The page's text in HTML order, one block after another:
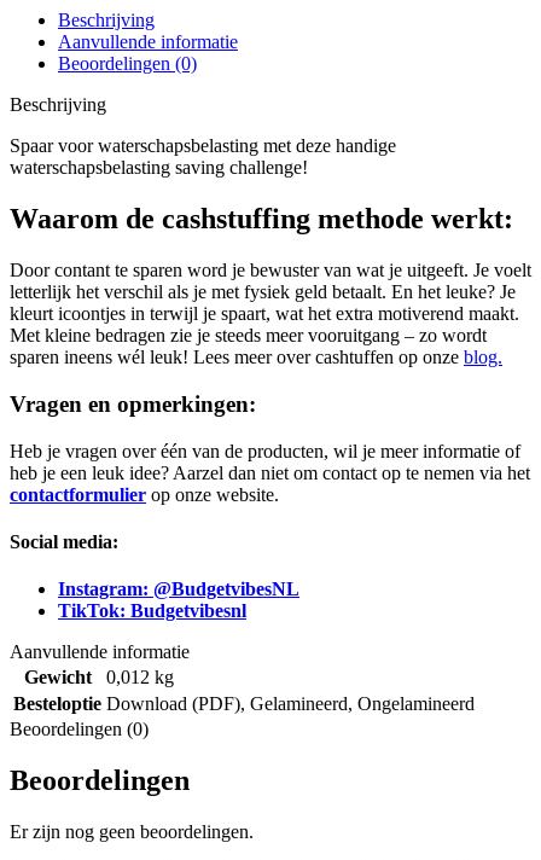
Beschrijving
Aanvullende informatie
Beoordelingen (0)
Beschrijving
Spaar voor waterschapsbelasting met deze handige
waterschapsbelasting saving challenge!
Waarom de cashstuffing methode werkt:
Door contant te sparen word je bewuster van wat je uitgeeft. Je voelt
letterlijk het verschil als je met fysiek geld betaalt. En het leuke? Je
kleurt icoontjes in terwijl je spaart, wat het extra motiverend maakt.
Met kleine bedragen zie je steeds meer vooruitgang – zo wordt
sparen ineens wél leuk! Lees meer over cashtuffen op onze blog.
Vragen en opmerkingen:
Heb je vragen over één van de producten, wil je meer informatie of
heb je een leuk idee? Aarzel dan niet om contact op te nemen via het
contactformulier op onze website.
Social media:
Instagram: @BudgetvibesNL
TikTok: Budgetvibesnl
Aanvullende informatie
Gewicht
0,012 kg
Besteloptie Download (PDF), Gelamineerd, Ongelamineerd
Beoordelingen (0)
Beoordelingen
Er zijn nog geen beoordelingen.